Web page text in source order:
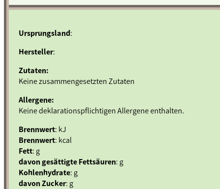
Ursprungsland:
Hersteller:
Zutaten:
Keine zusammengesetzten Zutaten
Allergene:
Keine deklarationspflichtigen Allergene enthalten.
Brennwert: kJ
Brennwert: kcal
Fett: g
davon gesättigte Fettsäuren: g
Kohlenhydrate: g
davon Zucker: g